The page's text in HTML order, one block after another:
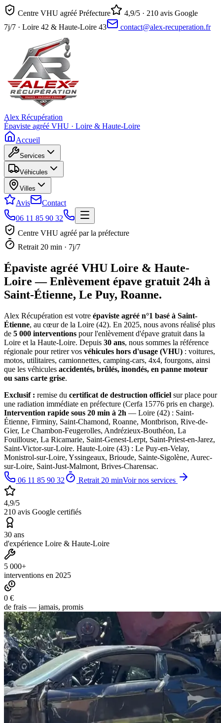
Centre VHU agréé Préfecture
4,9/5 · 210 avis Google
7j/7 · Loire 42 & Haute-Loire 43
contact@alex-recuperation.fr
Alex Récupération
Épaviste agréé VHU · Loire & Haute-Loire
Accueil
Services
Véhicules
Villes
Avis
Contact
06 11 85 90 32
Centre VHU agréé par la préfecture
Retrait 20 min · 7j/7
Épaviste agréé VHU Loire & Haute-
Loire — Enlèvement épave gratuit 24h à
Saint-Étienne, Le Puy, Roanne.
Alex Récupération est votre épaviste agréé n°1 basé à Saint-
Étienne, au cœur de la Loire (42). En 2025, nous avons réalisé plus
de 5 000 interventions pour l'enlèvement d'épave gratuit dans la
Loire et la Haute-Loire. Depuis 30 ans, nous sommes la référence
régionale pour retirer vos véhicules hors d'usage (VHU) : voitures,
motos, utilitaires, camionnettes, camping-cars, 4x4, fourgons, ainsi
que les véhicules accidentés, brûlés, inondés, en panne moteur
ou sans carte grise.
Exclusif : remise du certificat de destruction officiel sur place pour
une radiation immédiate en préfecture (Cerfa 15776 pris en charge).
Intervention rapide sous 20 min à 2h — Loire (42) : Saint-
Étienne, Firminy, Saint-Chamond, Roanne, Montbrison, Rive-de-
Gier, Le Chambon-Feugerolles, Andrézieux-Bouthéon, La
Fouillouse, La Ricamarie, Saint-Genest-Lerpt, Saint-Priest-en-Jarez,
Saint-Victor-sur-Loire. Haute-Loire (43) : Le Puy-en-Velay,
Monistrol-sur-Loire, Yssingeaux, Brioude, Sainte-Sigolène, Aurec-
sur-Loire, Saint-Just-Malmont, Brives-Charensac.
06 11 85 90 32
Retrait 20 minVoir nos services
4,9/5
210 avis Google certifiés
30 ans
d'expérience Loire & Haute-Loire
5 000+
interventions en 2025
0 €
de frais — jamais, promis